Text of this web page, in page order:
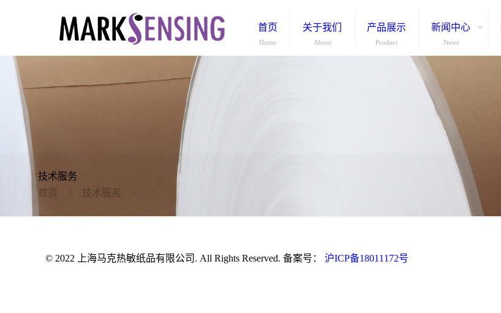
首页
Home
关于我们
About
产品展示
Product
新闻中心
News
技术服务
首页
技术服务
© 2022 上海马克热敏纸品有限公司. All Rights Reserved. 备案号： 沪ICP备18011172号